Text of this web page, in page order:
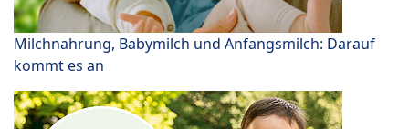
Milchnahrung, Babymilch und Anfangsmilch: Darauf
kommt es an